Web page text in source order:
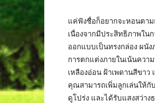
แค่ฟังชื่อก็อยากจะหอนตาม
เนื่องจากมีประสิทธิภาพใน
ออกแบบเป็นทรงกล่อง ผนั
การตกแต่งภายในเน้นควา
เหลืองอ่อน ฝ้าเพดานสีขา
คุณสามารถเพิ่มลูกเล่นให้กั
ดูโปร่ง และได้รับแสงสว่า